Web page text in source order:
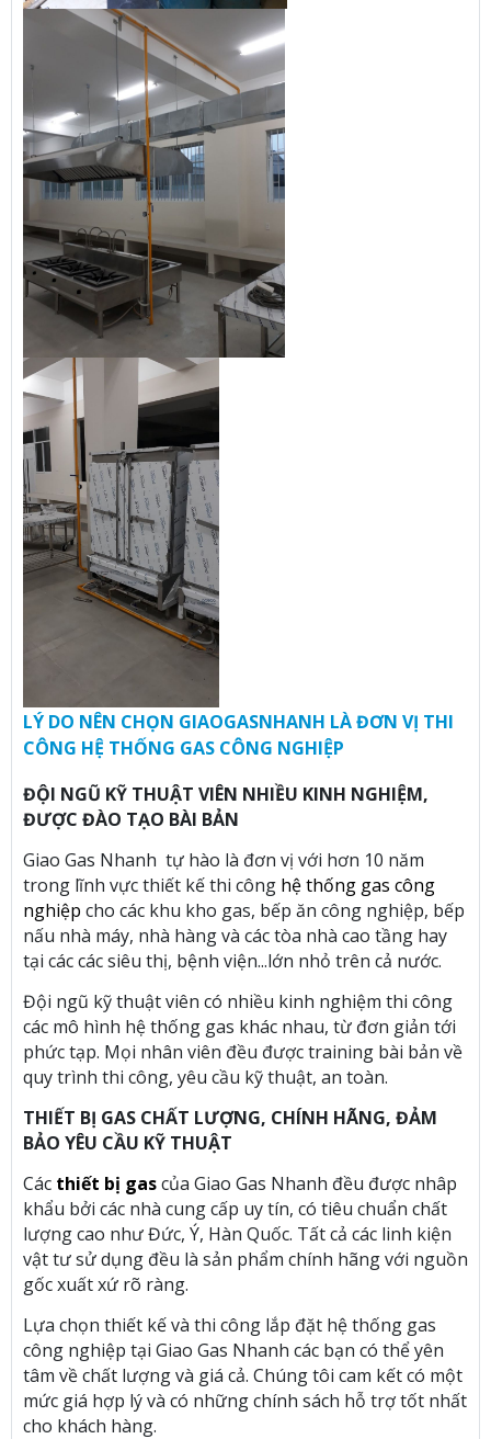
LÝ DO NÊN CHỌN GIAOGASNHANH LÀ ĐƠN VỊ THI
CÔNG HỆ THỐNG GAS CÔNG NGHIỆP
ĐỘI NGŨ KỸ THUẬT VIÊN NHIỀU KINH NGHIỆM,
ĐƯỢC ĐÀO TẠO BÀI BẢN
Giao Gas Nhanh tự hào là đơn vị với hơn 10 năm
trong lĩnh vực thiết kế thi công hệ thống gas công
nghiệp cho các khu kho gas, bếp ăn công nghiệp, bếp
nấu nhà máy, nhà hàng và các tòa nhà cao tầng hay
tại các các siêu thị, bệnh viện...lớn nhỏ trên cả nước.
Đội ngũ kỹ thuật viên có nhiều kinh nghiệm thi công
các mô hình hệ thống gas khác nhau, từ đơn giản tới
phức tạp. Mọi nhân viên đều được training bài bản về
quy trình thi công, yêu cầu kỹ thuật, an toàn.
THIẾT BỊ GAS CHẤT LƯỢNG, CHÍNH HÃNG, ĐẢM
BẢO YÊU CẦU KỸ THUẬT
Các thiết bị gascủa Giao Gas Nhanh đều được nhâp
khẩu bởi các nhà cung cấp uy tín, có tiêu chuẩn chất
lượng cao như Đức, Ý, Hàn Quốc. Tất cả các linh kiện
vật tư sử dụng đều là sản phẩm chính hãng với nguồn
gốc xuất xứ rõ ràng.
Lựa chọn thiết kế và thi công lắp đặt hệ thống gas
công nghiệp tại Giao Gas Nhanh các bạn có thể yên
tâm về chất lượng và giá cả. Chúng tôi cam kết có một
mức giá hợp lý và có những chính sách hỗ trợ tốt nhất
cho khách hàng.